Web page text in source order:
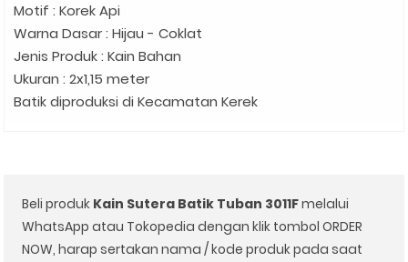
Motif : Korek Api
Warna Dasar : Hijau - Coklat
Jenis Produk : Kain Bahan
Ukuran : 2x1,15 meter
Batik diproduksi di Kecamatan Kerek
Beli produk Kain Sutera Batik Tuban 3011Fmelalui
WhatsApp atau Tokopedia dengan klik tombol ORDER
NOW, harap sertakan nama / kode produk pada saat